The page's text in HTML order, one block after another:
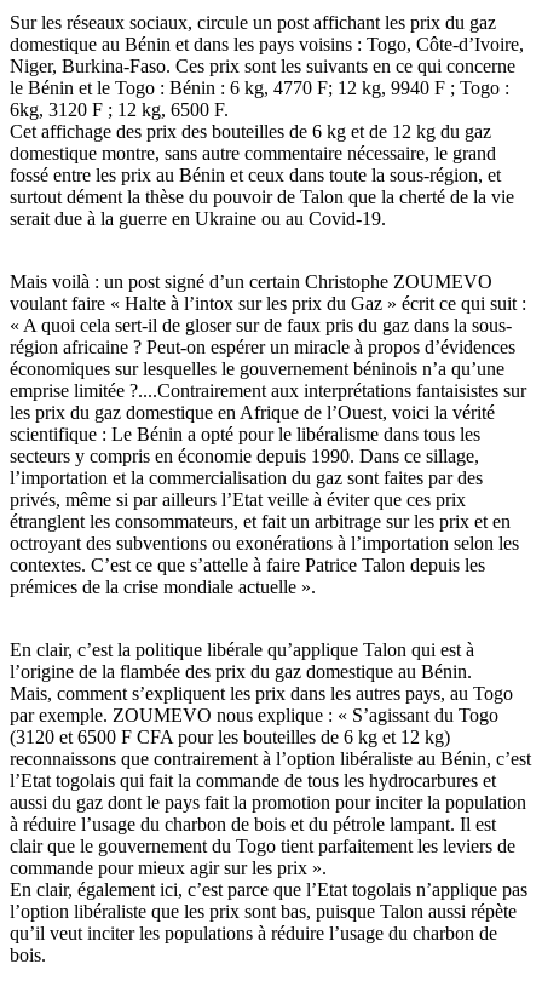
Sur les réseaux sociaux, circule un post affichant les prix du gaz
domestique au Bénin et dans les pays voisins : Togo, Côte-d’Ivoire,
Niger, Burkina-Faso. Ces prix sont les suivants en ce qui concerne
le Bénin et le Togo : Bénin : 6 kg, 4770 F; 12 kg, 9940 F ; Togo :
6kg, 3120 F ; 12 kg, 6500 F.
Cet affichage des prix des bouteilles de 6 kg et de 12 kg du gaz
domestique montre, sans autre commentaire nécessaire, le grand
fossé entre les prix au Bénin et ceux dans toute la sous-région, et
surtout dément la thèse du pouvoir de Talon que la cherté de la vie
serait due à la guerre en Ukraine ou au Covid-19.
Mais voilà : un post signé d’un certain Christophe ZOUMEVO
voulant faire « Halte à l’intox sur les prix du Gaz » écrit ce qui suit :
« A quoi cela sert-il de gloser sur de faux pris du gaz dans la sous-
région africaine ? Peut-on espérer un miracle à propos d’évidences
économiques sur lesquelles le gouvernement béninois n’a qu’une
emprise limitée ?....Contrairement aux interprétations fantaisistes sur
les prix du gaz domestique en Afrique de l’Ouest, voici la vérité
scientifique : Le Bénin a opté pour le libéralisme dans tous les
secteurs y compris en économie depuis 1990. Dans ce sillage,
l’importation et la commercialisation du gaz sont faites par des
privés, même si par ailleurs l’Etat veille à éviter que ces prix
étranglent les consommateurs, et fait un arbitrage sur les prix et en
octroyant des subventions ou exonérations à l’importation selon les
contextes. C’est ce que s’attelle à faire Patrice Talon depuis les
prémices de la crise mondiale actuelle ».
En clair, c’est la politique libérale qu’applique Talon qui est à
l’origine de la flambée des prix du gaz domestique au Bénin.
Mais, comment s’expliquent les prix dans les autres pays, au Togo
par exemple. ZOUMEVO nous explique : « S’agissant du Togo
(3120 et 6500 F CFA pour les bouteilles de 6 kg et 12 kg)
reconnaissons que contrairement à l’option libéraliste au Bénin, c’est
l’Etat togolais qui fait la commande de tous les hydrocarbures et
aussi du gaz dont le pays fait la promotion pour inciter la population
à réduire l’usage du charbon de bois et du pétrole lampant. Il est
clair que le gouvernement du Togo tient parfaitement les leviers de
commande pour mieux agir sur les prix ».
En clair, également ici, c’est parce que l’Etat togolais n’applique pas
l’option libéraliste que les prix sont bas, puisque Talon aussi répète
qu’il veut inciter les populations à réduire l’usage du charbon de
bois.